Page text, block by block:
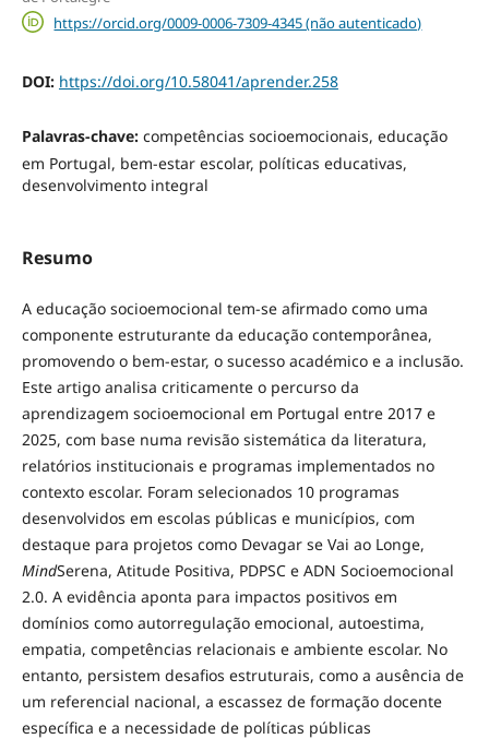
https://orcid.org/0009-0006-7309-4345 (não autenticado)
DOI: https://doi.org/10.58041/aprender.258
Palavras-chave: competências socioemocionais, educação
em Portugal, bem-estar escolar, políticas educativas,
desenvolvimento integral
Resumo
A educação socioemocional tem-se afirmado como uma
componente estruturante da educação contemporânea,
promovendo o bem-estar, o sucesso académico e a inclusão.
Este artigo analisa criticamente o percurso da
aprendizagem socioemocional em Portugal entre 2017 e
2025, com base numa revisão sistemática da literatura,
relatórios institucionais e programas implementados no
contexto escolar. Foram selecionados 10 programas
desenvolvidos em escolas públicas e municípios, com
destaque para projetos como Devagar se Vai ao Longe,
MindSerena, Atitude Positiva, PDPSC e ADN Socioemocional
2.0. A evidência aponta para impactos positivos em
domínios como autorregulação emocional, autoestima,
empatia, competências relacionais e ambiente escolar. No
entanto, persistem desafios estruturais, como a ausência de
um referencial nacional, a escassez de formação docente
específica e a necessidade de políticas públicas